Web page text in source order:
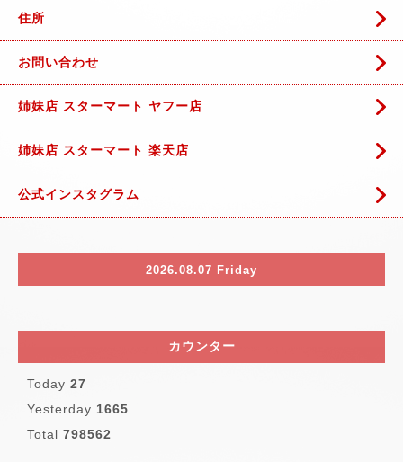
住所
お問い合わせ
姉妹店 スターマート ヤフー店
姉妹店 スターマート 楽天店
公式インスタグラム
2026.08.07 Friday
カウンター
Today 27
Yesterday 1665
Total 798562